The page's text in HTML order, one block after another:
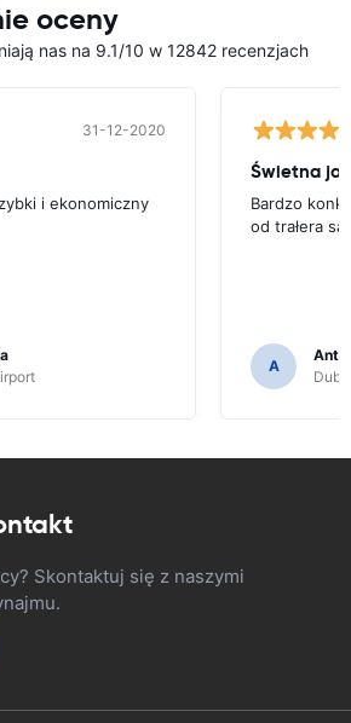
oceny
nas na 9.1/10 w 12842 recenzjach
31-12-2020
i ekonomiczny
Świetna
Bardzo
od trałera
A
Skontaktuj się z naszymi